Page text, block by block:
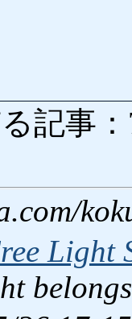
記事
Light